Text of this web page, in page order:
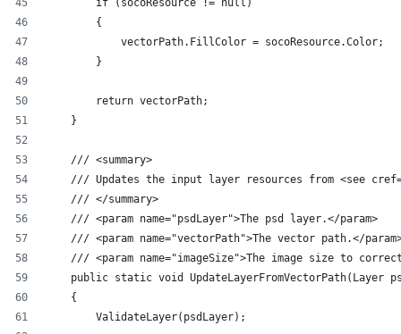
        if (socoResource != null)
        {
            vectorPath.FillColor = socoResource.Color;
        }
        return vectorPath;
    }
    /// <summary>
/// Updates the input layer resources from <see
    /// </summary>
    /// <param name="psdLayer">The psd layer.</param>
/// <param name="vectorPath">The vector path.</
/// <param name="imageSize">The image size to
public static void UpdateLayerFromVectorPath(Layer
    {
        ValidateLayer(psdLayer);